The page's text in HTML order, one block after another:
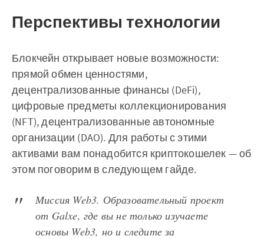
Перспективы технологии
Блокчейн открывает новые возможности:
прямой обмен ценностями,
децентрализованные финансы (DeFi),
цифровые предметы коллекционирования
(NFT), децентрализованные автономные
организации (DAO). Для работы с этими
активами вам понадобится криптокошелек — об
этом поговорим в следующем гайде.
Миссия Web3. Образовательный проект
от Galxe, где вы не только изучаете
основы Web3, но и следите за